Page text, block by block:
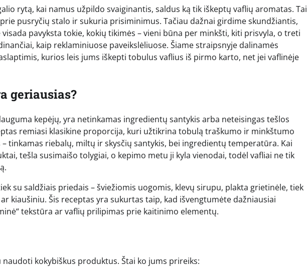
rytą, kai namus užpildo svaiginantis, saldus ką tik iškeptų vaflių aromatas. Tai
pusryčių stalo ir sukuria prisiminimus. Tačiau dažnai girdime skundžiantis,
pavyksta tokie, kokių tikimės – vieni būna per minkšti, kiti prisvyla, o treti
kaip reklaminiuose paveikslėliuose. Šiame straipsnyje dalinamės
kurios leis jums iškepti tobulus vaflius iš pirmo karto, net jei vaflinėje
geriausias?
kepėjų, yra netinkamas ingredientų santykis arba neteisingas tešlos
remiasi klasikine proporcija, kuri užtikrina tobulą traškumo ir minkštumo
tinkamas riebalų, miltų ir skysčių santykis, bei ingredientų temperatūra. Kai
tešla susimaišo tolygiai, o kepimo metu ji kyla vienodai, todėl vafliai ne tik
su saldžiais priedais – šviežiomis uogomis, klevų sirupu, plakta grietinėle, tiek
kiaušiniu. Šis receptas yra sukurtas taip, kad išvengtumėte dažniausiai
tekstūra ar vaflių prilipimas prie kaitinimo elementų.
kokybiškus produktus. Štai ko jums prireiks: